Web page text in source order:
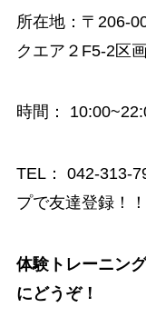
所在地：〒206-
クエア２F5-2区
時間 ：
TEL： 042-313-
プで友達登録！！
体験トレーニン
にどうぞ！